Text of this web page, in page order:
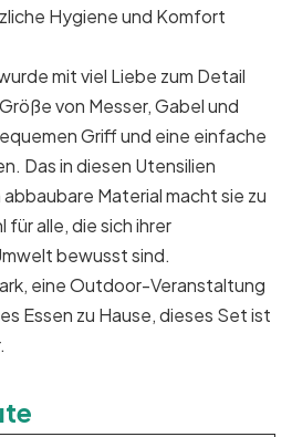
Hygiene und Komfort
mit viel Liebe zum Detail
von Messer, Gabel und
Griff und eine einfache
Das in diesen Utensilien
Material macht sie zu
für alle, die sich ihrer
bewusst sind.
eine Outdoor-Veranstaltung
Essen zu Hause, dieses Set ist